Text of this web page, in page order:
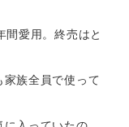
間愛用。終売はと
家族全員で使って